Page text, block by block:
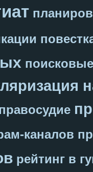
каналов
рейтинг в